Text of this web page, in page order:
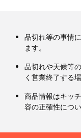
品切れ等の事情
ます。
品切れや天候等
く営業終了する
商品情報はキッ
容の正確性につ